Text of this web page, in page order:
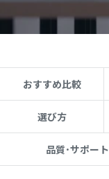
おすすめ比較
選び方
品質･サポート